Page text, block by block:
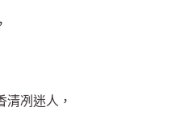
，
清冽迷人，